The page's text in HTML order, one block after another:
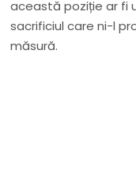
această poziție ar fi
sacrificiul care ni-l
măsură.